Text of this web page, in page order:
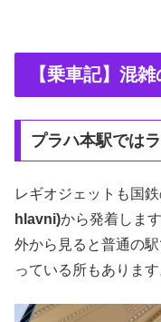
【乗車記】混
プラハ本駅では
レギオジェットも国
hlavni)から発着します
外から見ると普通の
っている所もあります